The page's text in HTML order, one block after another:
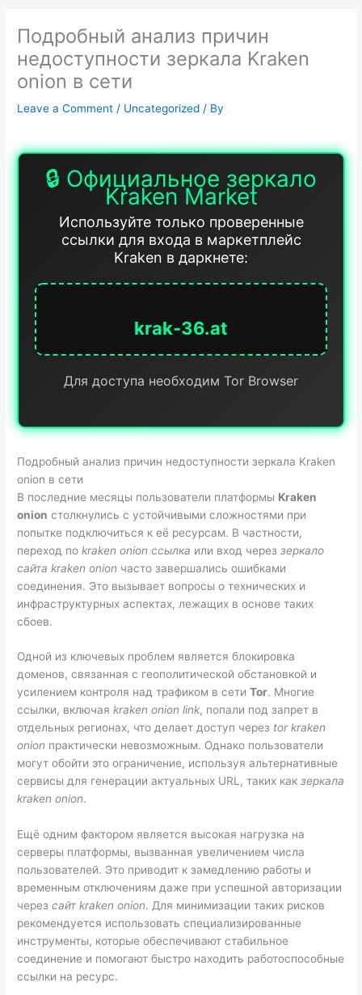
Подробный анализ причин
недоступности зеркала Kraken
onion в сети
Leave a Comment / Uncategorized / By
🔒 Официальное зеркало
Kraken Market
Используйте только проверенные
ссылки для входа в маркетплейс
Kraken в даркнете:
krak-36.at
Для доступа необходим Tor Browser
Подробный анализ причин недоступности зеркала Kraken
onion в сети
В последние месяцы пользователи платформы Kraken
onion столкнулись с устойчивыми сложностями при
попытке подключиться к её ресурсам. В частности,
переход поkraken onion ссылка или вход череззеркало
сайта kraken onion часто завершались ошибками
соединения. Это вызывает вопросы о технических и
инфраструктурных аспектах, лежащих в основе таких
сбоев.
Одной из ключевых проблем является блокировка
доменов, связанная с геополитической обстановкой и
усилением контроля над трафиком в сетиTor. Многие
ссылки, включаяkraken onion link, попали под запрет в
отдельных регионах, что делает доступ через tor kraken
onion практически невозможным. Однако пользователи
могут обойти это ограничение, используя альтернативные
сервисы для генерации актуальных URL, таких какзеркала
kraken onion.
Ещё одним фактором является высокая нагрузка на
серверы платформы, вызванная увеличением числа
пользователей. Это приводит к замедлению работы и
временным отключениям даже при успешной авторизации
черезсайт kraken onion. Для минимизации таких рисков
рекомендуется использовать специализированные
инструменты, которые обеспечивают стабильное
соединение и помогают быстро находить работоспособные
ссылки на ресурс.